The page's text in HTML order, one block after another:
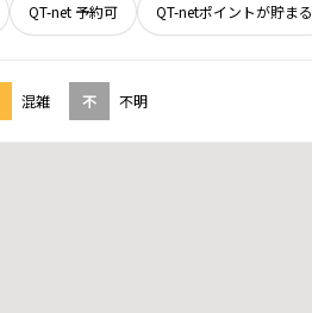
QT-net 予約可 QT-netポイントが貯まる
混雑 不 不明